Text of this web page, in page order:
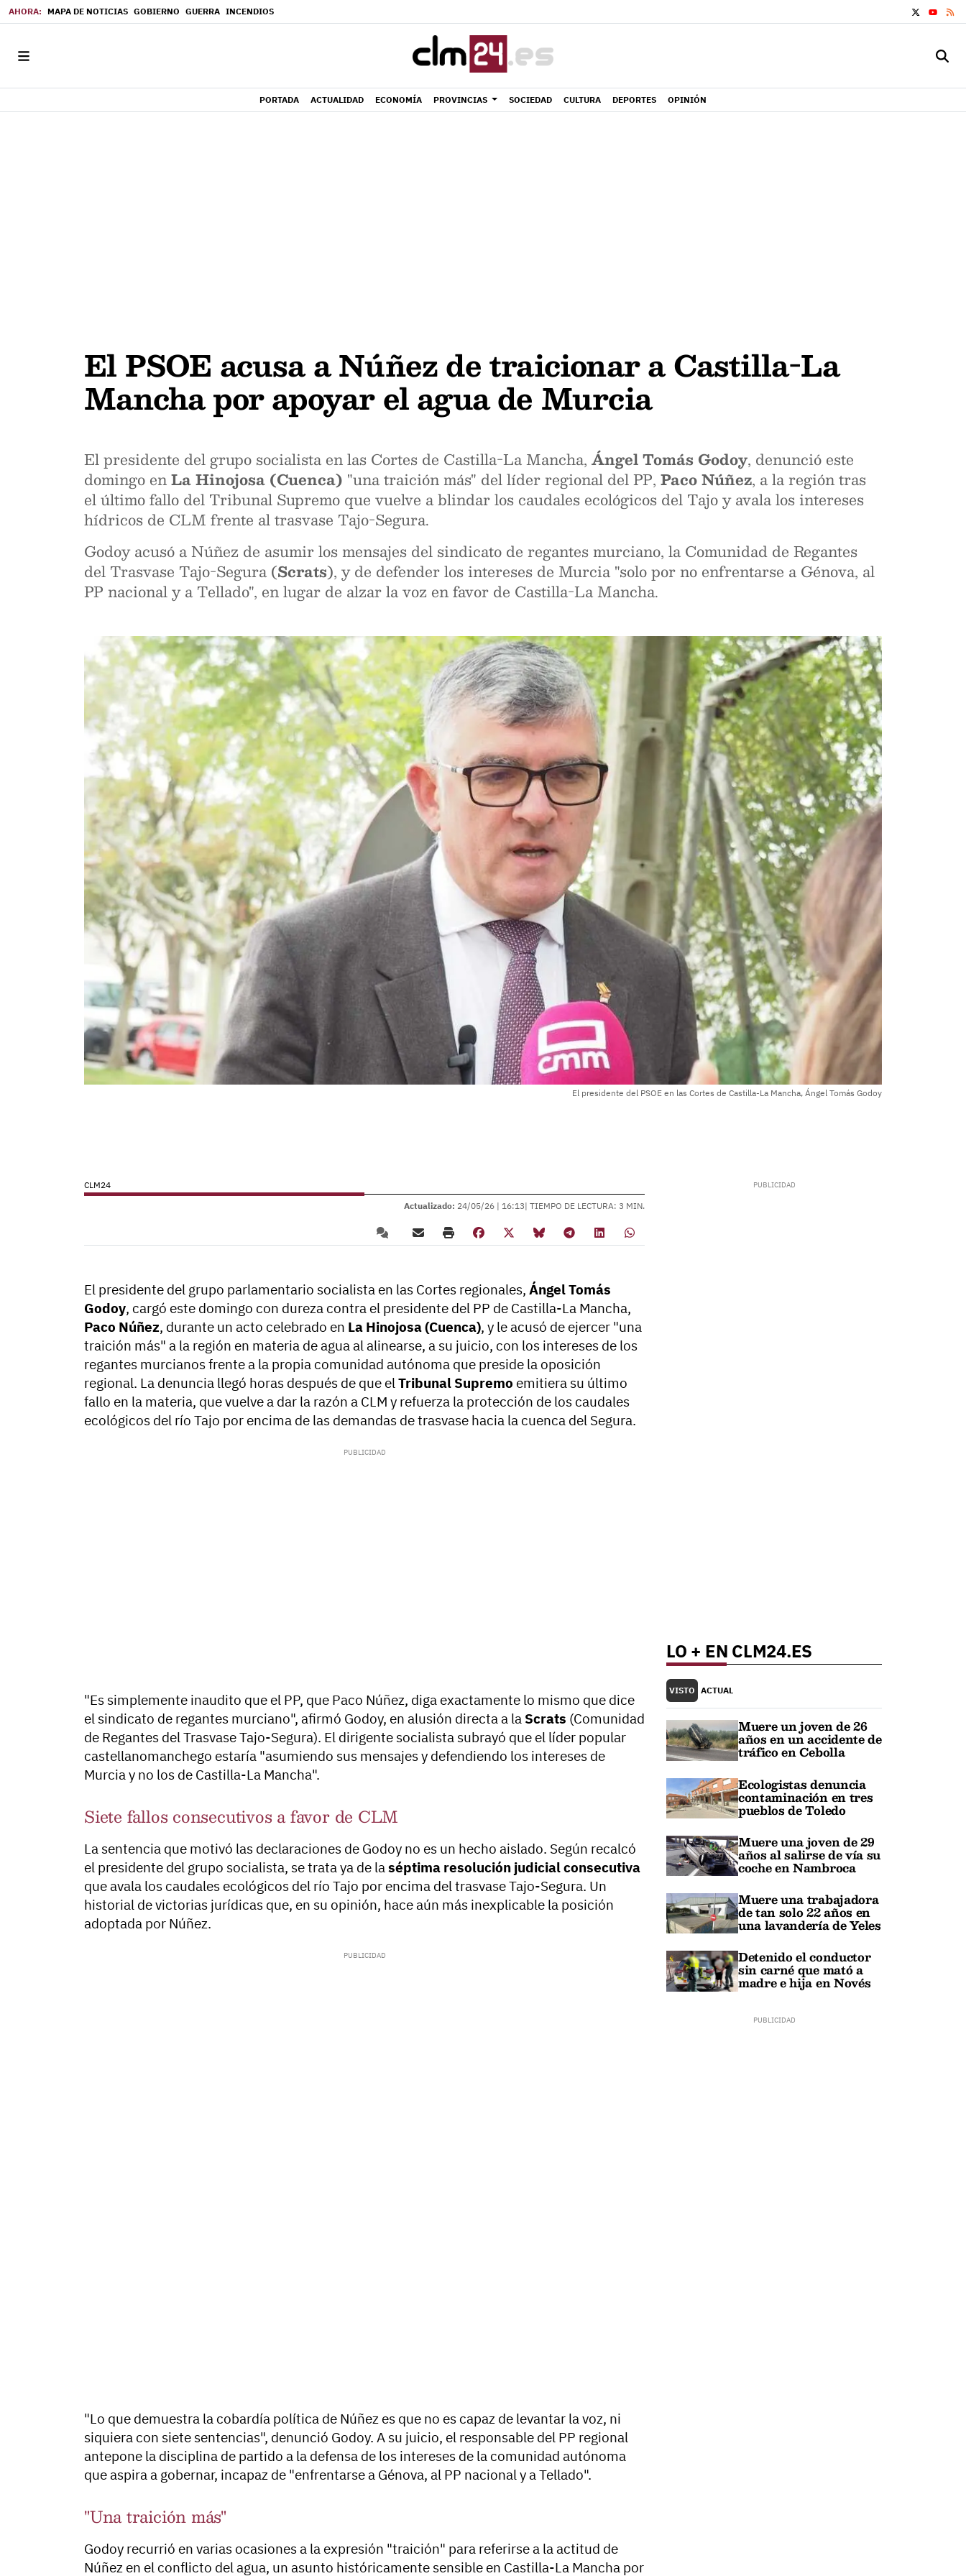
MAPA DE NOTICIAS GOBIERNO GUERRA INCENDIOS
YOUTUBE
PORTADA ACTUALIDAD ECONOMÍA PROVINCIAS SOCIEDAD CULTURA DEPORTES OPINIÓN
El PSOE acusa a Núñez de traicionar a Castilla-La
Mancha por apoyar el agua de Murcia
El presidente del grupo socialista en las Cortes de Castilla-La Mancha, Ángel Tomás Godoy, denunció este
domingo enLa Hinojosa (Cuenca) "una traición más" del líder regional del PP, Paco Núñez, a la región tras
el último fallo del Tribunal Supremo que vuelve a blindar los caudales ecológicos del Tajo y avala los intereses
hídricos de CLM frente al trasvase Tajo-Segura.
Godoy acusó a Núñez de asumir los mensajes del sindicato de regantes murciano, la Comunidad de Regantes
del Trasvase Tajo-Segura (Scrats), y de defender los intereses de Murcia "solo por no enfrentarse a Génova, al
PP nacional y a Tellado", en lugar de alzar la voz en favor de Castilla-La Mancha.
El presidente del PSOE en las Cortes de Castilla-La Mancha, Ángel Tomás Godoy
CLM24
Actualizado: 24/05/26 | 16:13| TIEMPO DE LECTURA: 3 MIN.
El presidente del grupo parlamentario socialista en las Cortes regionales, Ángel Tomás
Godoy, cargó este domingo con dureza contra el presidente del PP de Castilla-La Mancha,
Paco Núñez, durante un acto celebrado en La Hinojosa (Cuenca), y le acusó de ejercer "una
traición más" a la región en materia de agua al alinearse, a su juicio, con los intereses de los
regantes murcianos frente a la propia comunidad autónoma que preside la oposición
regional. La denuncia llegó horas después de que elTribunal Supremo emitiera su último
fallo en la materia, que vuelve a dar la razón a CLM y refuerza la protección de los caudales
ecológicos del río Tajo por encima de las demandas de trasvase hacia la cuenca del Segura.
"Es simplemente inaudito que el PP, que Paco Núñez, diga exactamente lo mismo que dice
el sindicato de regantes murciano", afirmó Godoy, en alusión directa a la Scrats (Comunidad
de Regantes del Trasvase Tajo-Segura). El dirigente socialista subrayó que el líder popular
castellanomanchego estaría "asumiendo sus mensajes y defendiendo los intereses de
Murcia y no los de Castilla-La Mancha".
Siete fallos consecutivos a favor de CLM
La sentencia que motivó las declaraciones de Godoy no es un hecho aislado. Según recalcó
el presidente del grupo socialista, se trata ya de laséptima resolución judicial consecutiva
que avala los caudales ecológicos del río Tajo por encima del trasvase Tajo-Segura. Un
historial de victorias jurídicas que, en su opinión, hace aún más inexplicable la posición
adoptada por Núñez.
"Lo que demuestra la cobardía política de Núñez es que no es capaz de levantar la voz, ni
siquiera con siete sentencias", denunció Godoy. A su juicio, el responsable del PP regional
antepone la disciplina de partido a la defensa de los intereses de la comunidad autónoma
que aspira a gobernar, incapaz de "enfrentarse a Génova, al PP nacional y a Tellado".
"Una traición más"
Godoy recurrió en varias ocasiones a la expresión "traición" para referirse a la actitud de
Núñez en el conflicto del agua, un asunto históricamente sensible en Castilla-La Mancha por
LO + EN CLM24.ES
VISTO ACTUAL
Muere un joven de 26
años en un accidente de
tráfico en Cebolla
Ecologistas denuncia
contaminación en tres
pueblos de Toledo
Muere una joven de 29
años al salirse de vía su
coche en Nambroca
Muere una trabajadora
de tan solo 22 años en
una lavandería de Yeles
Detenido el conductor
sin carné que mató a
madre e hija en Novés